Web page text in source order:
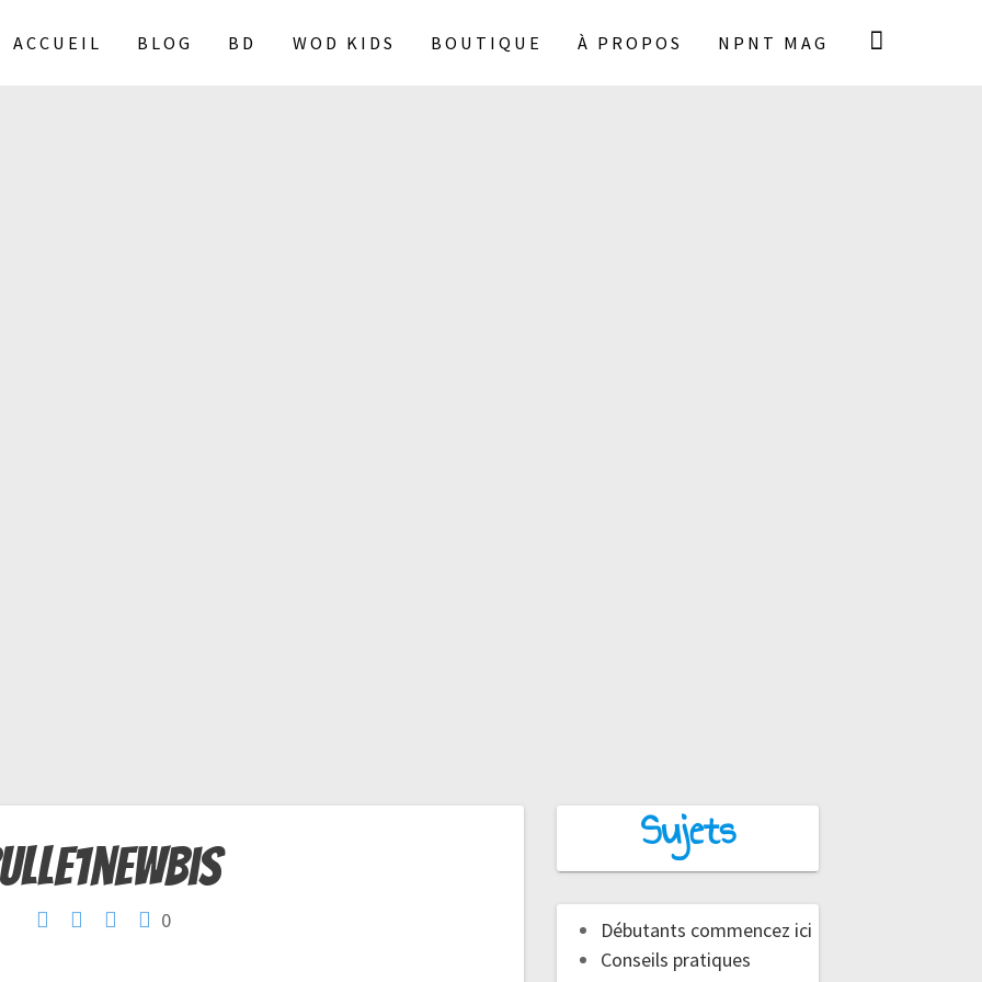
ACCUEIL BLOG BD WOD KIDS BOUTIQUE À PROPOS NPNT MAG
0
Sujets
Débutants commencez ici
Conseils pratiques